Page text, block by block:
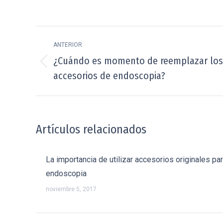
entre
publicaciones
ANTERIOR
Publicación
anterior:
¿Cuándo es momento de reemplazar los
accesorios de endoscopia?
Artículos relacionados
La importancia de utilizar accesorios originales
endoscopia
noviembre 5, 2017